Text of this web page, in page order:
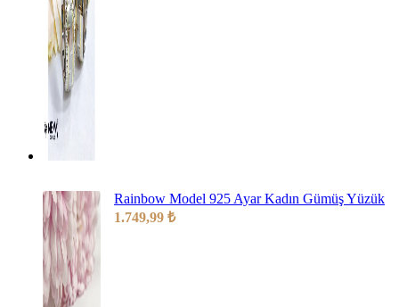
Rainbow Model 925 Ayar Kadın Gümüş Yüzük
1.749,99 ₺